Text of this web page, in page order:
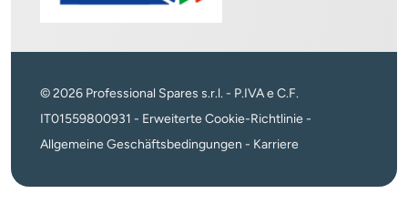
© 2026 Professional Spares s.r.l. - P.IVA e C.F.
IT01559800931 - Erweiterte Cookie-Richtlinie -
Allgemeine Geschäftsbedingungen - Karriere